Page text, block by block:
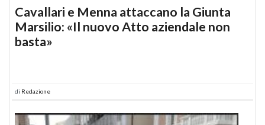
Cavallari e Menna attaccano la Giunta
Marsilio: «Il nuovo Atto aziendale non
basta»
di Redazione